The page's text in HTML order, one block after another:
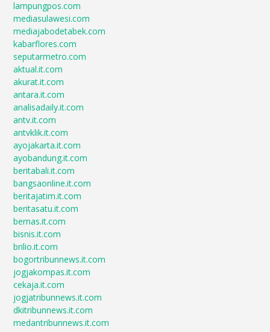
lampungpos.com
mediasulawesi.com
mediajabodetabek.com
kabarflores.com
seputarmetro.com
aktual.it.com
akurat.it.com
antara.it.com
analisadaily.it.com
antv.it.com
antvklik.it.com
ayojakarta.it.com
ayobandung.it.com
beritabali.it.com
bangsaonline.it.com
beritajatim.it.com
beritasatu.it.com
bernas.it.com
bisnis.it.com
brilio.it.com
bogortribunnews.it.com
jogjakompas.it.com
cekaja.it.com
jogjatribunnews.it.com
dkitribunnews.it.com
medantribunnews.it.com